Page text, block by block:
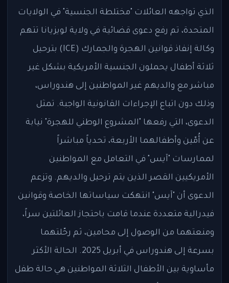
الذي تواجهه العائلات "مختلطة الجنسية" في الولايات
المتحدة، تم رفع دعوى قضائية في ولاية لويزيانا تتهم
وكالة إنفاذ قوانين الهجرة والجمارك (ICE) بترحيل
ثلاثة أطفال يحملون الجنسية الأمريكية بشكل غير
مباشر مع والديهم غير المواطنين إلى هندوراس،
وذلك دون اتباع الإجراءات القانونية الواجبة. تمثل
الدعوى، التي رفعها "المشروع الوطني للهجرة" نيابة
عن أُمّين وأطفالهما الأربعة، تحدياً مباشراً
لممارسات "آيس" في التعامل مع المواطنين
الأمريكيين القصر الذين يتم ترحيل والديهم. وتزعم
الدعوى أن "آيس" انتهكت سياساتها الخاصة وقوانين
فيدرالية متعددة عندما قامت باحتجاز العائلتين سراً،
ومنعتهما من الوصول إلى محامين، ثم رحّلتهما
بسرعة إلى هندوراس في أبريل 2025. الحالة الأكثر
مأساوية بين الأطفال الثلاثة المواطنين هي حالة طفل